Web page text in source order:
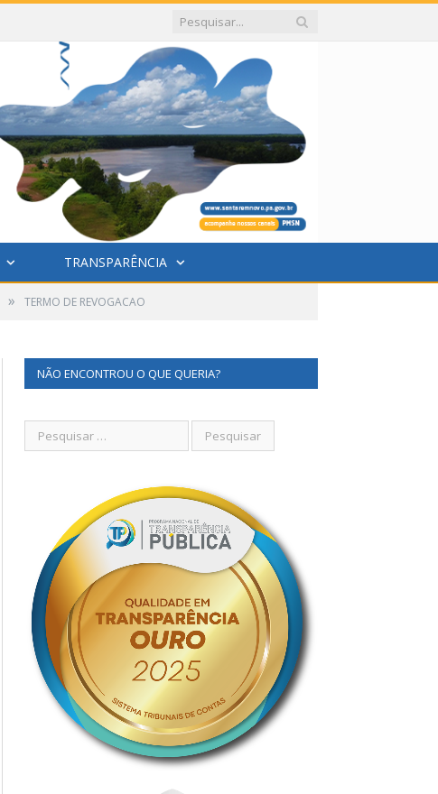
TRANSPARÊNCIA
» TERMO DE REVOGACAO
NÃO ENCONTROU O QUE QUERIA?